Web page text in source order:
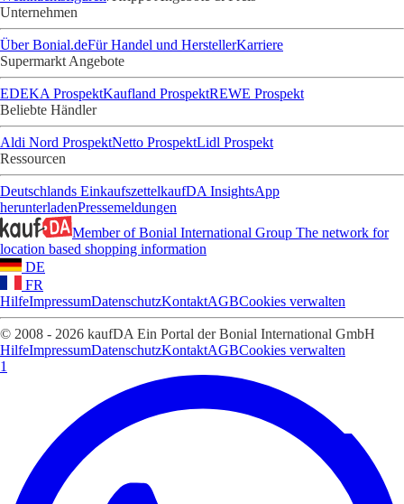
Unternehmen
Über Bonial.deFür Handel und HerstellerKarriere
Supermarkt Angebote
EDEKA ProspektKaufland ProspektREWE Prospekt
Beliebte Händler
Aldi Nord ProspektNetto ProspektLidl Prospekt
Ressourcen
Deutschlands EinkaufszettelkaufDA InsightsApp
herunterladenPressemeldungen
Member of Bonial International Group The network for
location based shopping information
DE
FR
HilfeImpressumDatenschutzKontaktAGBCookies verwalten
© 2008 - 2026 kaufDA Ein Portal der Bonial International GmbH
HilfeImpressumDatenschutzKontaktAGBCookies verwalten
1